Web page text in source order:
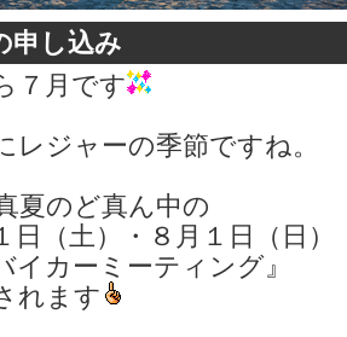
申し込み
７月です
レジャーの季節ですね。
夏のど真ん中の
日（土）・８月１日（日）
イカーミーティング』
れます